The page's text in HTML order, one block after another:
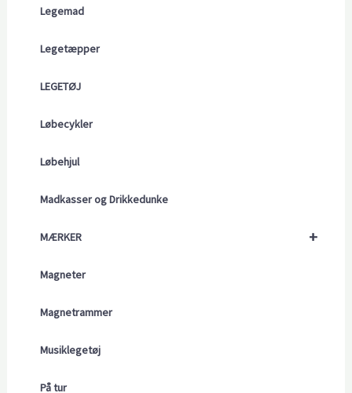
Legemad
Legetæpper
LEGETØJ
Løbecykler
Løbehjul
Madkasser og Drikkedunke
+
MÆRKER
Magneter
Magnetrammer
Musiklegetøj
På tur